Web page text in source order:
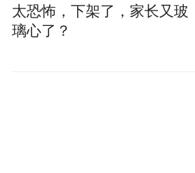
太恐怖，下架了，家长又玻
璃心了？